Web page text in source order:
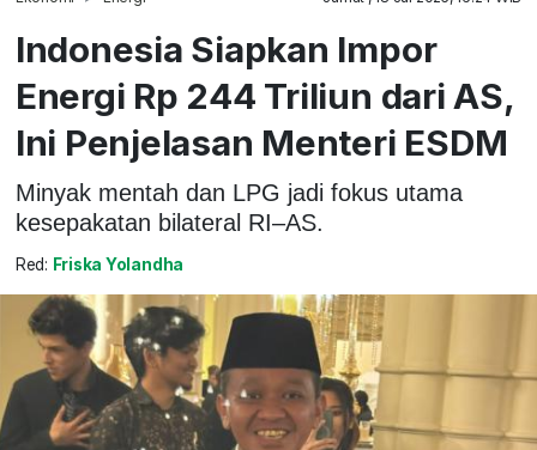
Indonesia Siapkan Impor
Energi Rp 244 Triliun dari AS,
Ini Penjelasan Menteri ESDM
Minyak mentah dan LPG jadi fokus utama
kesepakatan bilateral RI–AS.
Red: Friska Yolandha